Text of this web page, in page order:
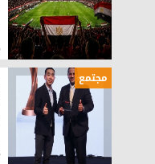
مجتمع